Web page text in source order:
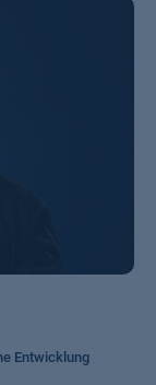
Entwicklung